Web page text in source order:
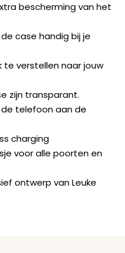
bescherming van het
case handig bij je
te verstellen naar jouw
zijn transparant.
de telefoon aan de
charging
voor alle poorten en
ontwerp van Leuke